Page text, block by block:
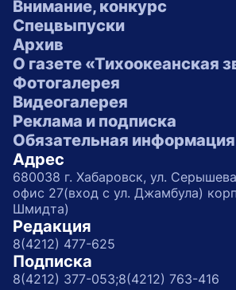
Внимание, конкурс
Спецвыпуски
Архив
О газете «Тихоокеанская
Фотогалерея
Видеогалерея
Реклама и подписка
Обязательная информация
Адрес
680038 г. Хабаровск, ул.
офис 27(вход с ул. Джамбула)
Шмидта)
Редакция
8(4212) 477-625
Подписка
8(4212) 377-053;8(4212) 763-416